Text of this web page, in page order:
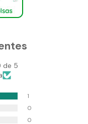
de 5
1
0
0